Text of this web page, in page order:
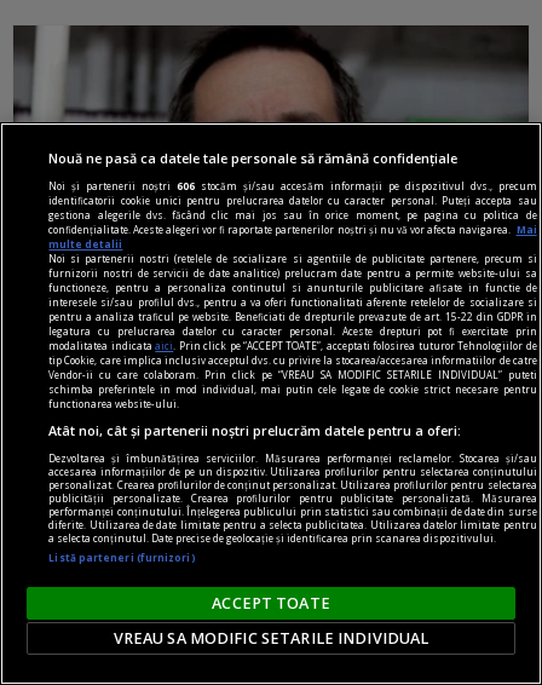
la răscruce de gînduri
Succesiunea
Nici Europa nu stă grozav înaintea unor alegeri
care pot să împingă în parlamentele europene
diferiți demagogi cu promisiuni maximale și
capacități mediocre.
Andrei CORNEA
Nouă ne pasă ca datele tale personale să rămână confidențiale
Noi și partenerii noștri606 stocăm și/sau accesăm informații pe dispozitivul dvs., precum
identificatorii cookie unici pentru prelucrarea datelor cu caracter personal. Puteți accepta sau
gestiona alegerile dvs. făcând clic mai jos sau în orice moment, pe pagina cu politica de
confidențialitate. Aceste alegeri vor fi raportate partenerilor noștri și nu vă vor afecta navigarea.
Mai
multe detalii
Noi si partenerii nostri (retelele de socializare si agentiile de publicitate partenere, precum si
furnizorii nostri de servicii de date analitice) prelucram date pentru a permite website-ului sa
functioneze, pentru a personaliza continutul si anunturile publicitare afisate in functie de
interesele si/sau profilul dvs., pentru a va oferi functionalitati aferente retelelor de socializare si
pentru a analiza traficul pe website. Beneficiati de drepturile prevazute de art. 15-22 din GDPR in
legatura cu prelucrarea datelor cu caracter personal. Aceste drepturi pot fi exercitate prin
modalitatea indicataaici
. Prin click pe “ACCEPT TOATE”, acceptati folosirea tuturor Tehnologiilor de
tip Cookie, care implica inclusiv acceptul dvs. cu privire la stocarea/accesarea informatiilor de catre
Vendor-ii cu care colaboram. Prin click pe “VREAU SA MODIFIC SETARILE INDIVIDUAL” puteti
schimba preferintele in mod individual, mai putin cele legate de cookie strict necesare pentru
functionarea website-ului.
Atât noi, cât și partenerii noștri prelucrăm datele pentru a oferi:
Dezvoltarea și îmbunătățirea serviciilor. Măsurarea performanței reclamelor. Stocarea și/sau
accesarea informațiilor de pe un dispozitiv. Utilizarea profilurilor pentru selectarea conținutului
personalizat. Crearea profilurilor de conținut personalizat. Utilizarea profilurilor pentru selectarea
publicității personalizate. Crearea profilurilor pentru publicitate personalizată. Măsurarea
performanței conținutului. Înțelegerea publicului prin statistici sau combinații de date din surse
diferite. Utilizarea de date limitate pentru a selecta publicitatea. Utilizarea datelor limitate pentru
a selecta conținutul. Date precise de geolocație și identificarea prin scanarea dispozitivului.
Listă parteneri (furnizori)
ACCEPT TOATE
VREAU SA MODIFIC SETARILE INDIVIDUAL